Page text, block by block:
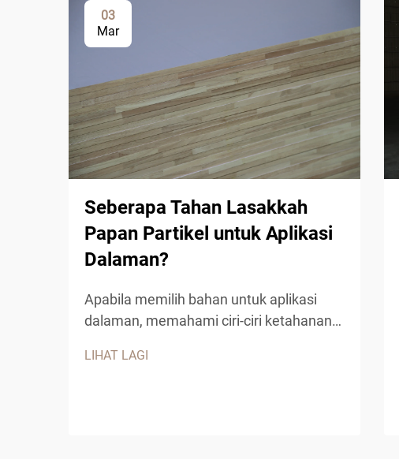
03
Mar
Seberapa Tahan Lasakkah
Papan Partikel untuk Aplikasi
Dalaman?
Apabila memilih bahan untuk aplikasi
dalaman, memahami ciri-ciri ketahanan
untuk membuat keputusan yang
LIHAT LAGI